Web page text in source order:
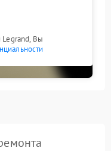
Legrand, Вы